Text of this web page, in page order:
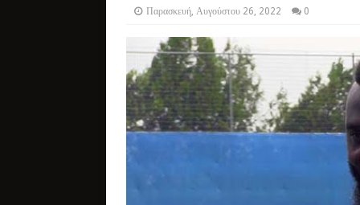
Παρασκευή, Αυγούστου 26, 2022 0